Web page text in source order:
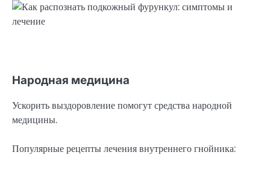
Народная медицина
Ускорить выздоровление помогут средства народной
медицины.
Популярные рецепты лечения внутреннего гнойника: